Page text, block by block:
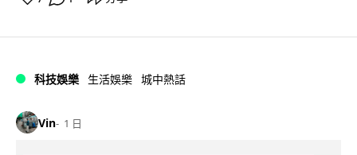
科技娛樂 生活娛樂 城中熱話
Vin 1 日